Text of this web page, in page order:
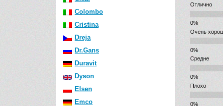
Colombo
Cristina
Dreja
Dr.Gans
Duravit
Dyson
Elsen
Emco
Отлично
Очень
Средне
Плохо